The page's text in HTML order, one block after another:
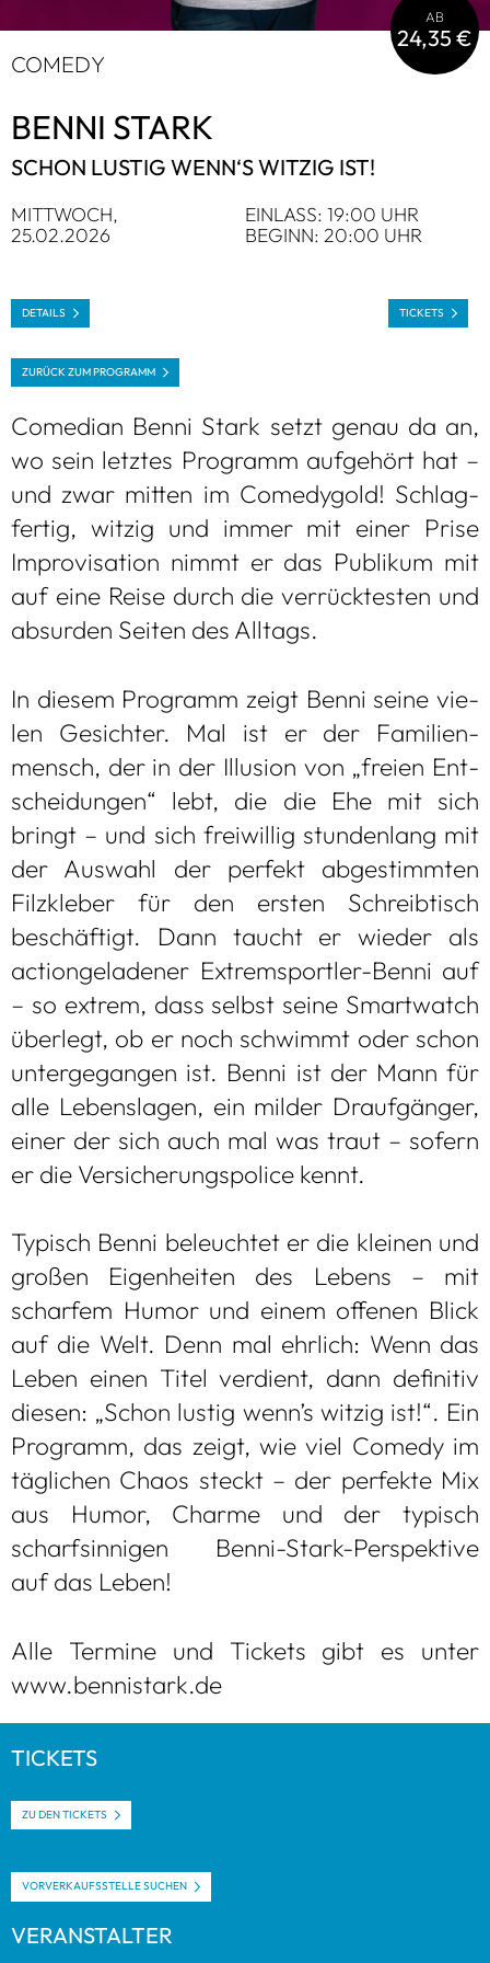
COMEDY
BENNI STARK
SCHON LUS­TIG WENN‘S WIT­ZIG IST!
MITT­WOCH,
25.02.2026
EIN­LASS: 19:00 UHR
BEGINN: 20:00 UHR
AB
24,35 €
DETAILS
ZURÜCK ZUM PRO­GRAMM
TICKETS
Come­dian Benni Stark setzt genau da an,
wo sein letz­tes Pro­gramm auf­ge­hört hat –
und zwar mit­ten im Come­dy­gold! Schlag­
fer­tig, wit­zig und immer mit einer Prise
Impro­vi­sa­tion nimmt er das Publi­kum mit
auf eine Reise durch die ver­rück­tes­ten und
absur­den Sei­ten des All­tags.
In die­sem Pro­gramm zeigt Benni seine vie­
len Gesich­ter. Mal ist er der Fami­li­en­
mensch, der in der Illu­sion von „freien Ent­
schei­dun­gen“ lebt, die die Ehe mit sich
bringt – und sich frei­wil­lig stun­den­lang mit
der Aus­wahl der per­fekt abge­stimm­ten
Filz­kle­ber für den ers­ten Schreib­tisch
beschäf­tigt. Dann taucht er wie­der als
acti­on­ge­la­de­ner Extrem­sport­ler-Benni auf
– so extrem, dass selbst seine Smart­watch
über­legt, ob er noch schwimmt oder schon
unter­ge­gan­gen ist. Benni ist der Mann für
alle Lebens­la­gen, ein mil­der Drauf­gän­ger,
einer der sich auch mal was traut – sofern
er die Ver­si­che­rungs­po­lice kennt.
Typisch Benni beleuch­tet er die klei­nen und
gro­ßen Eigen­hei­ten des Lebens – mit
schar­fem Humor und einem offe­nen Blick
auf die Welt. Denn mal ehr­lich: Wenn das
Leben einen Titel ver­dient, dann defi­ni­tiv
die­sen: „Schon lus­tig wenn’s wit­zig ist!“. Ein
Pro­gramm, das zeigt, wie viel Comedy im
täg­li­chen Chaos steckt – der per­fekte Mix
aus Humor, Charme und der typisch
scharf­sin­ni­gen Benni-Stark-Per­spek­tive
auf das Leben!
Alle Ter­mine und Tickets gibt es unter
www.ben­ni­s­tark.de
TICKETS
ZU DEN TICKETS
VOR­VER­KAUFS­STELLE SUCHEN
VER­AN­STAL­TER